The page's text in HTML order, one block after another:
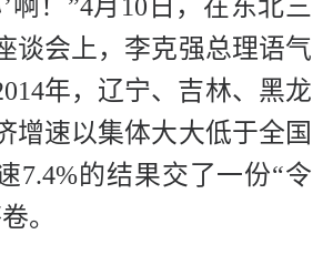
啊！”4月10日，在东北三
谈会上，李克强总理语气
年，辽宁、吉林、黑龙
增速以集体大大低于全国
7.4%的结果交了一份“令
。